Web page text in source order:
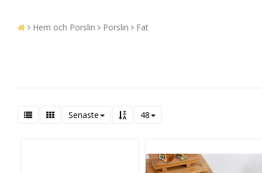
Hem och Porslin Porslin Fat
Senaste 48